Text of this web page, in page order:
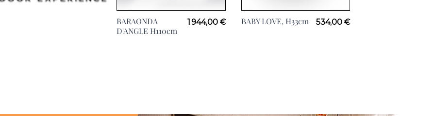
BARAONDA
D'ANGLE H110cm
1 944,00 € BABY LOVE, H33cm 534,00 €